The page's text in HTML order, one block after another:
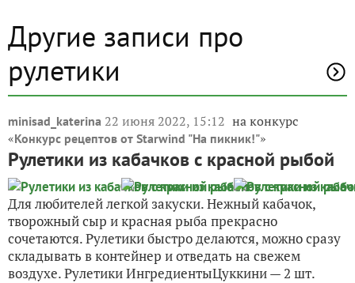
Другие записи про
рулетики
minisad_katerina 22 июня 2022, 15:12 на конкурс
«Конкурс рецептов от Starwind "На пикник!"»
Рулетики из кабачков с красной рыбой
Для любителей легкой закуски. Нежный кабачок,
творожный сыр и красная рыба прекрасно
сочетаются. Рулетики быстро делаются, можно сразу
складывать в контейнер и отведать на свежем
воздухе. Рулетики ИнгредиентыЦуккини — 2 шт.